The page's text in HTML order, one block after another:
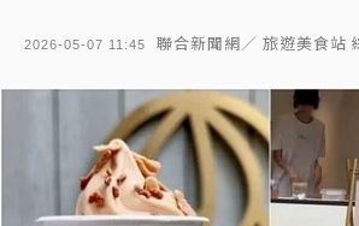
2026-05-07 11:45 聯合新聞網／ 旅遊美食站